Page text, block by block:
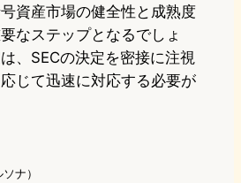
資産市場の健全性と成熟度
なステップとなるでしょ
、SECの決定を密接に注視
じて迅速に対応する必要が
ナ）